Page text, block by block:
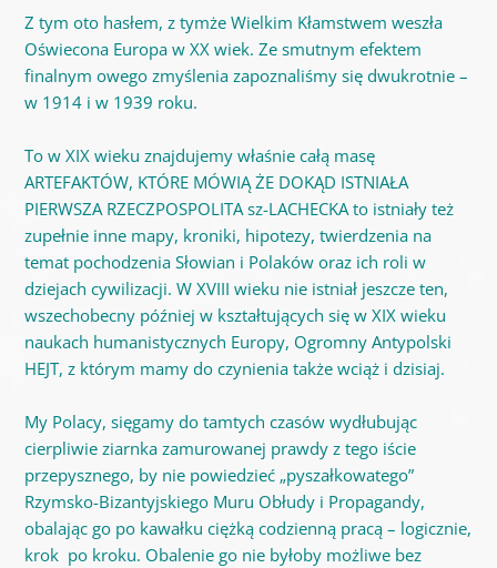
Z tym oto hasłem, z tymże Wielkim Kłamstwem weszła
Oświecona Europa w XX wiek. Ze smutnym efektem
finalnym owego zmyślenia zapoznaliśmy się dwukrotnie –
w 1914 i w 1939 roku.
To w XIX wieku znajdujemy właśnie całą masę
ARTEFAKTÓW, KTÓRE MÓWIĄ ŻE DOKĄD ISTNIAŁA
PIERWSZA RZECZPOSPOLITA sz-LACHECKA to istniały też
zupełnie inne mapy, kroniki, hipotezy, twierdzenia na
temat pochodzenia Słowian i Polaków oraz ich roli w
dziejach cywilizacji. W XVIII wieku nie istniał jeszcze ten,
wszechobecny później w kształtujących się w XIX wieku
naukach humanistycznych Europy, Ogromny Antypolski
HEJT, z którym mamy do czynienia także wciąż i dzisiaj.
My Polacy, sięgamy do tamtych czasów wydłubując
cierpliwie ziarnka zamurowanej prawdy z tego iście
przepysznego, by nie powiedzieć „pyszałkowatego”
Rzymsko-Bizantyjskiego Muru Obłudy i Propagandy,
obalając go po kawałku ciężką codzienną pracą – logicznie,
krok po kroku. Obalenie go nie byłoby możliwe bez